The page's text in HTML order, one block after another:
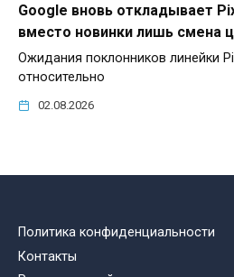
Google вновь откладывает
вместо новинки лишь смена
Ожидания поклонников линейки
относительно
02.08.2026
Политика конфиденциальности
Контакты